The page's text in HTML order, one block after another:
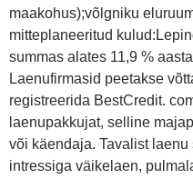
maakohus);võlgniku
mitteplaneeritud
summas alates 11,9 %
Laenufirmasid peetakse
registreerida BestCredit.
laenupakkujat, selline
või käendaja. Tavalist
intressiga väikelaen,